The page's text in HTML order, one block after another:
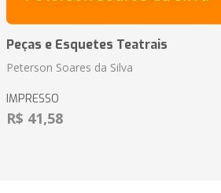
Peças e Esquetes Teatrais
Peterson Soares da Silva
IMPRESSO
R$ 41,58